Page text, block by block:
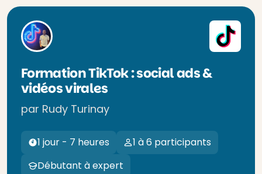
Formation TikTok : social ads &
vidéos virales
par Rudy Turinay
1 jour - 7 heures
1 à 6 participants
Débutant à expert